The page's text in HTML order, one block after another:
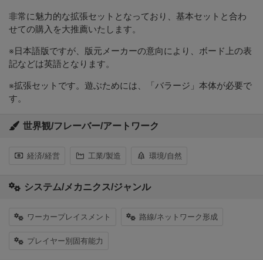
非常に魅力的な拡張セットとなっており、基本セットと合わ
せての購入を大推薦いたします。
※日本語版ですが、版元メーカーの意向により、ボード上の表
記などは英語となります。
※拡張セットです。遊ぶためには、「バラージ」本体が必要で
す。
世界観/フレーバー/アートワーク
経済/経営 工業/製造 環境/自然
システム/メカニクス/ジャンル
ワーカープレイスメント 路線/ネットワーク形成
プレイヤー別固有能力